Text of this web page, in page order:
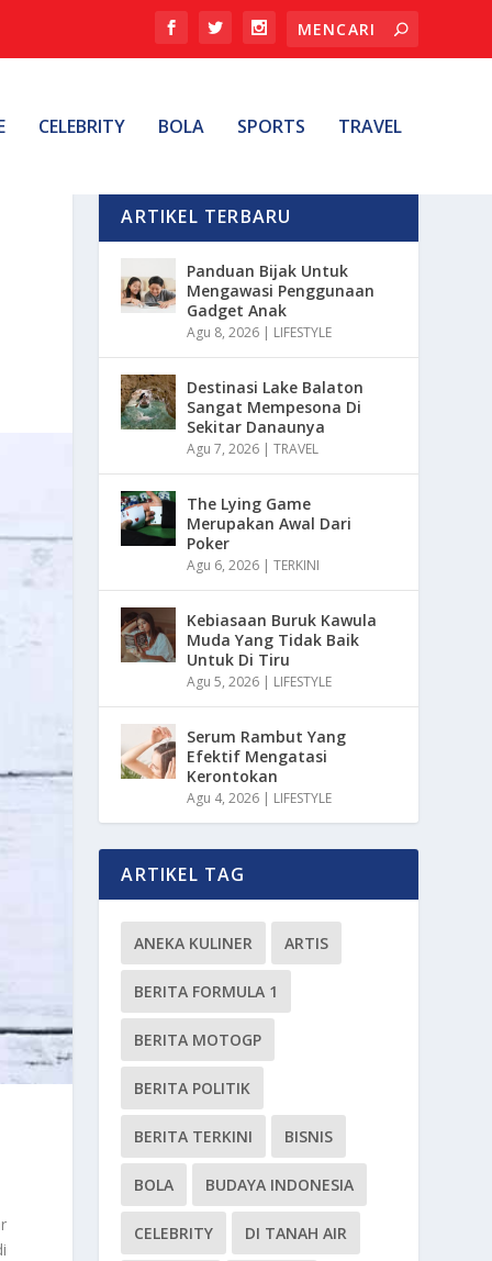
CELEBRITY BOLA SPORTS TRAVEL
ARTIKEL TERBARU
Panduan Bijak Untuk
Mengawasi Penggunaan
Gadget Anak
Agu 8, 2026 | LIFESTYLE
Destinasi Lake Balaton
Sangat Mempesona Di
Sekitar Danaunya
Agu 7, 2026 |TRAVEL
The Lying Game
Merupakan Awal Dari
Poker
Agu 6, 2026 |TERKINI
Kebiasaan Buruk Kawula
Muda Yang Tidak Baik
Untuk Di Tiru
Agu 5, 2026 | LIFESTYLE
Serum Rambut Yang
Efektif Mengatasi
Kerontokan
Agu 4, 2026 | LIFESTYLE
ARTIKEL TAG
ANEKA KULINER ARTIS
BERITA FORMULA 1
BERITA MOTOGP
BERITA POLITIK
BERITA TERKINI BISNIS
BOLA BUDAYA INDONESIA
CELEBRITY DI TANAH AIR